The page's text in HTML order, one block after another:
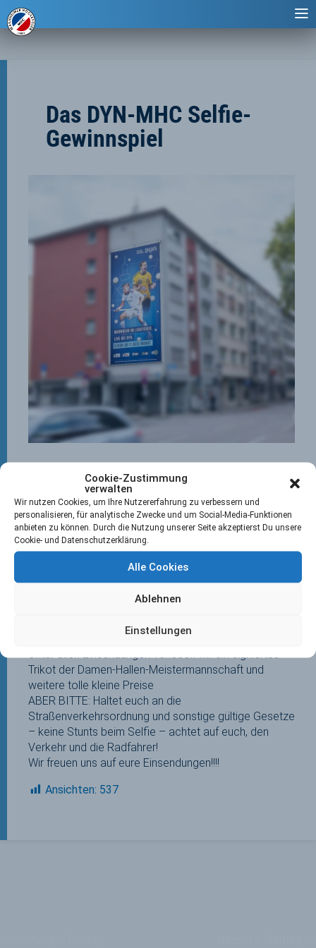
Cookie-Zustimmung
verwalten
Wir nutzen Cookies, um Ihre Nutzererfahrung zu verbessern und
personalisieren, für analytische Zwecke und um Social-Media-Funktionen
anbieten zu können. Durch die Nutzung unserer Seite akzeptierst Du unsere
Cookie- und Datenschutzerklärung.
Alle Cookies
Ablehnen
Einstellungen
Das DYN-MHC Selfie-
Gewinnspiel
Hockeyhochburg Mannheim ordentlich die
Werbetrommel gerührt. Eine ganze Hauswand zeigt
den Menschen, dass ein DYN Abo nicht nur Top
Handball und Tischtennis, sondern auch Spitzen
Hockey beinhaltet! Wir möchten unserem Partner
danken und auch die Werbetrommel rühren – daher
Findet die Stelle, an der dieses Banner hängt und
Hintergrund ein Selfie. Dieses schickt ihr dann an
martin.weiche@mhc1907.de
Unter allen Einsendungen verlosen wir ein signiertes
Trikot der Damen-Hallen-Meistermannschaft und
weitere tolle kleine Preise
ABER BITTE: Haltet euch an die
Straßenverkehrsordnung und sonstige gültige Gesetze
– keine Stunts beim Selfie – achtet auf euch, den
Verkehr und die Radfahrer!
Wir freuen uns auf eure Einsendungen!!!!
Ansichten: 537